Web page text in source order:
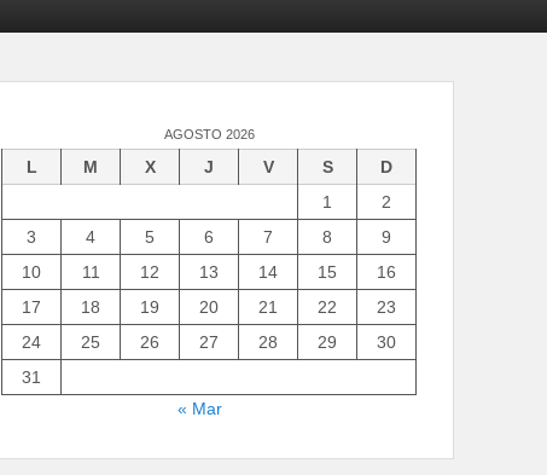
AGOSTO 2026
L M X J V S
D
1
2
3
4 5 6 7 8
9
10
11 12 13 14 15
16
17
18 19 20 21 22
23
24
25 26 27 28 29
30
31
« Mar